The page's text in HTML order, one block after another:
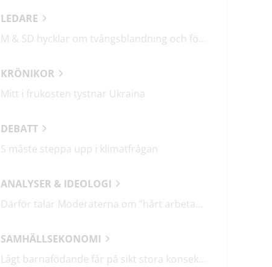
LEDARE
M & SD hycklar om tvångsblandning och förvärrar segregationen
KRÖNIKOR
Mitt i frukosten tystnar Ukraina
DEBATT
S måste steppa upp i klimatfrågan
ANALYSER & IDEOLOGI
Därför talar Moderaterna om ”hårt arbetande människor”
SAMHÄLLSEKONOMI
Lågt barnafödande får på sikt stora konsekvenser